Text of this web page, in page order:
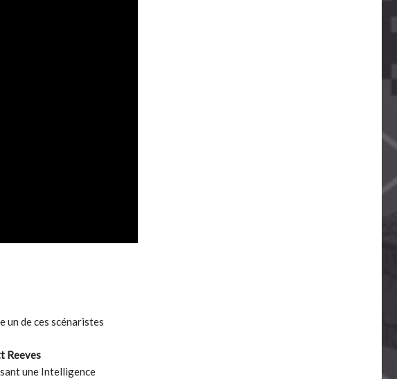
un de ces scénaristes
Reeves
une Intelligence